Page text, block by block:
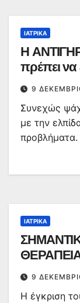
ΙΑΤΡΙΚΆ
Η
πρέπει να
9
Συνεχώς
με την
προβλήματα.
ΙΑΤΡΙΚΆ
ΘΕΡΑΠΕΙΑ
9
Η έγκριση